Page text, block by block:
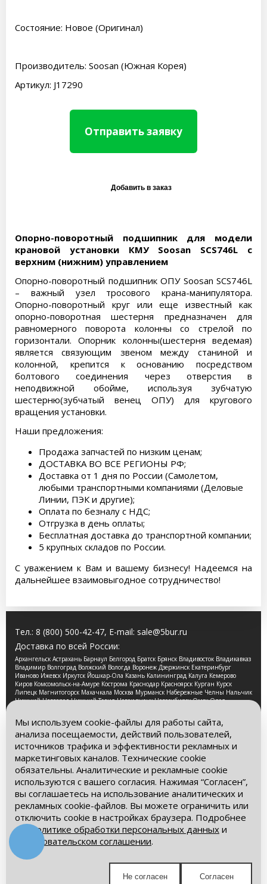
Состояние: Новое (Оригинал)
Производитель: Soosan (Южная Корея)
Артикул: J17290
Отправить заявку
Опорно-поворотный подшипник для модели
крановой установки КМУ Soosan SCS746L с
верхним (нижним) управлением
Опорно-поворотный подшипник ОПУ Soosan SCS746L
– важный узел тросового крана-манипулятора.
Опорно-поворотный круг или еще известный как
опорно-поворотная шестерня предназначен для
равномерного поворота колонны со стрелой по
горизонтали. Опорник колонны(шестерня ведемая)
является связующим звеном между станиной и
колонной, крепится к основанию посредством
болтового соединения через отверстия в
неподвижной обойме, используя зубчатую
шестерню(зубчатый венец ОПУ) для кругового
вращения установки.
Наши предложения:
Продажа запчастей по низким ценам;
ДОСТАВКА ВО ВСЕ РЕГИОНЫ РФ;
Доставка от 1 дня по России (Самолетом,
любыми транспортными компаниями (Деловые
Линии, ПЭК и другие);
Оплата по безналу с НДС;
Отгрузка в день оплаты;
Бесплатная доставка до транспортной компании;
5 крупных складов по России.
С уважением к Вам и вашему бизнесу! Надеемся на
дальнейшее взаимовыгодное сотрудничество!
Тел.: 8 (800) 500-42-47, E-mail: sale@5bur.ru
Доставка по всей России:
Архангельск Астрахань Барнаул Белгород Братск Брянск Владивосток Владикавказ
Владимир Волгоград Волжский Вологда Воронеж Дзержинск Екатеринбург
Иваново Ижевск Иркутск Йошкар-Ола Казань Калининград Калуга Кемерово
Киров Комсомольск-на-Амуре Кострома Краснодар Красноярск Курган Курск
Липецк Магнитогорск Махачкала Москва Мурманск Набережные Челны Нальчик
Нижний Новгород Нижний Тагил Новокузнецк Новосибирск Омск Орел
Санкт-Петербург Саранск Саратов Смоленск Сочи Ставрополь Стерлитамак
Сургут Таганрог Тамбов Тверь Томск Тула Тюмень Улан-Удэ Ульяновск Уфа
Хабаровск Чебоксары Челябинск Череповец Чита Ярославль
2026 © Компания «Буровые Машины». Все права
защищены. Обращаем Ваше внимание на то, что данный
интернет-сайт носит исключительно информационный
характер и ни при каких условиях информационные
материалы и цены, размещенные на сайте, не является
публичной офертой, определяемой положениями Статьи
437 Гражданского кодекса РФ.
Политика обработки персональных данных
Пользовательское соглашение
Мы в социальных сетях:
Мы используем cookie-файлы для работы сайта,
анализа посещаемости, действий пользователей,
источников трафика и эффективности рекламных и
маркетинговых каналов. Технические cookie
обязательны. Аналитические и рекламные cookie
используются с вашего согласия. Нажимая “Согласен”,
вы соглашаетесь на использование аналитических и
рекламных cookie-файлов. Вы можете ограничить или
отключить cookie в настройках браузера. Подробнее
– в
Политике обработки персональных данных и
Пользовательском соглашении.
Согласен
Не согласен